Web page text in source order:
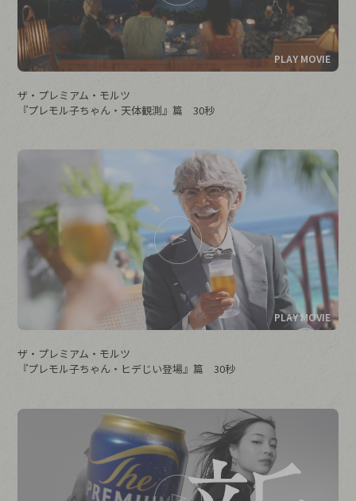
ザ・プレミアム・モルツ
『プレモル子ちゃん・天体観測』篇 30秒
ザ・プレミアム・モルツ
『プレモル子ちゃん・ヒデじい登場』篇 30秒